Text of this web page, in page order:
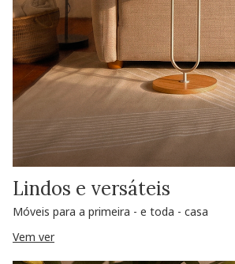
Lindos e versáteis
Móveis para a primeira - e toda - casa
Vem ver